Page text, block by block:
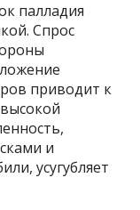
палладия
Спрос
приводит к
и
усугубляет